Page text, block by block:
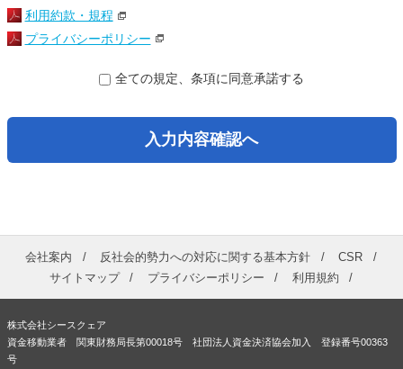
利用約款・規程
プライバシーポリシー
全ての規定、条項に同意承諾する
入力内容確認へ
会社案内 反社会的勢力への対応に関する基本方針
CSR
サイトマップ
プライバシーポリシー 利用規約
株式会社シースクェア
資金移動業者 関東財務局長第00018号 社団法人資金決済協会加入 登録番号00363
号